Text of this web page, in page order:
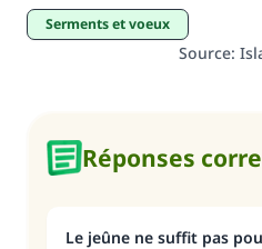
serments et voeux
Source:
Réponses
Le jeûne ne suffit pas